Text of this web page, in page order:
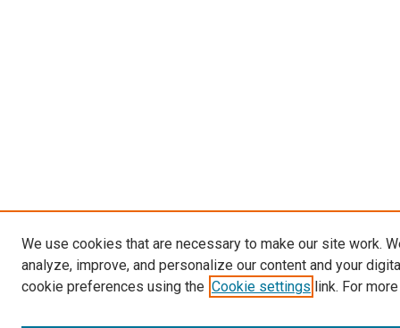
We use cookies that are necessary to make our site work.
analyze, improve, and personalize our content and your
cookie preferences using the Cookie settings link. For